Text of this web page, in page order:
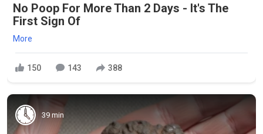
No Poop For More Than 2 Days - It's The
First Sign Of
More
150 143 388
39 min